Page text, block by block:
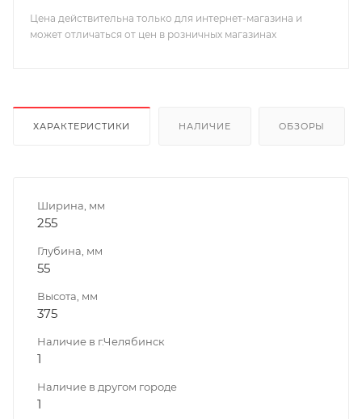
Цена действительна только для интернет-магазина и
может отличаться от цен в розничных магазинах
ХАРАКТЕРИСТИКИ НАЛИЧИЕ ОБЗОРЫ
Ширина, мм
255
Глубина, мм
55
Высота, мм
375
Наличие в г.Челябинск
1
Наличие в другом городе
1